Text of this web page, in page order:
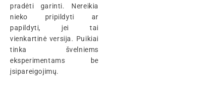
pradėti garinti. Nereikia
nieko pripildyti ar
papildyti, jei tai
vienkartinė versija. Puikiai
tinka švelniems
eksperimentams be
įsipareigojimų.